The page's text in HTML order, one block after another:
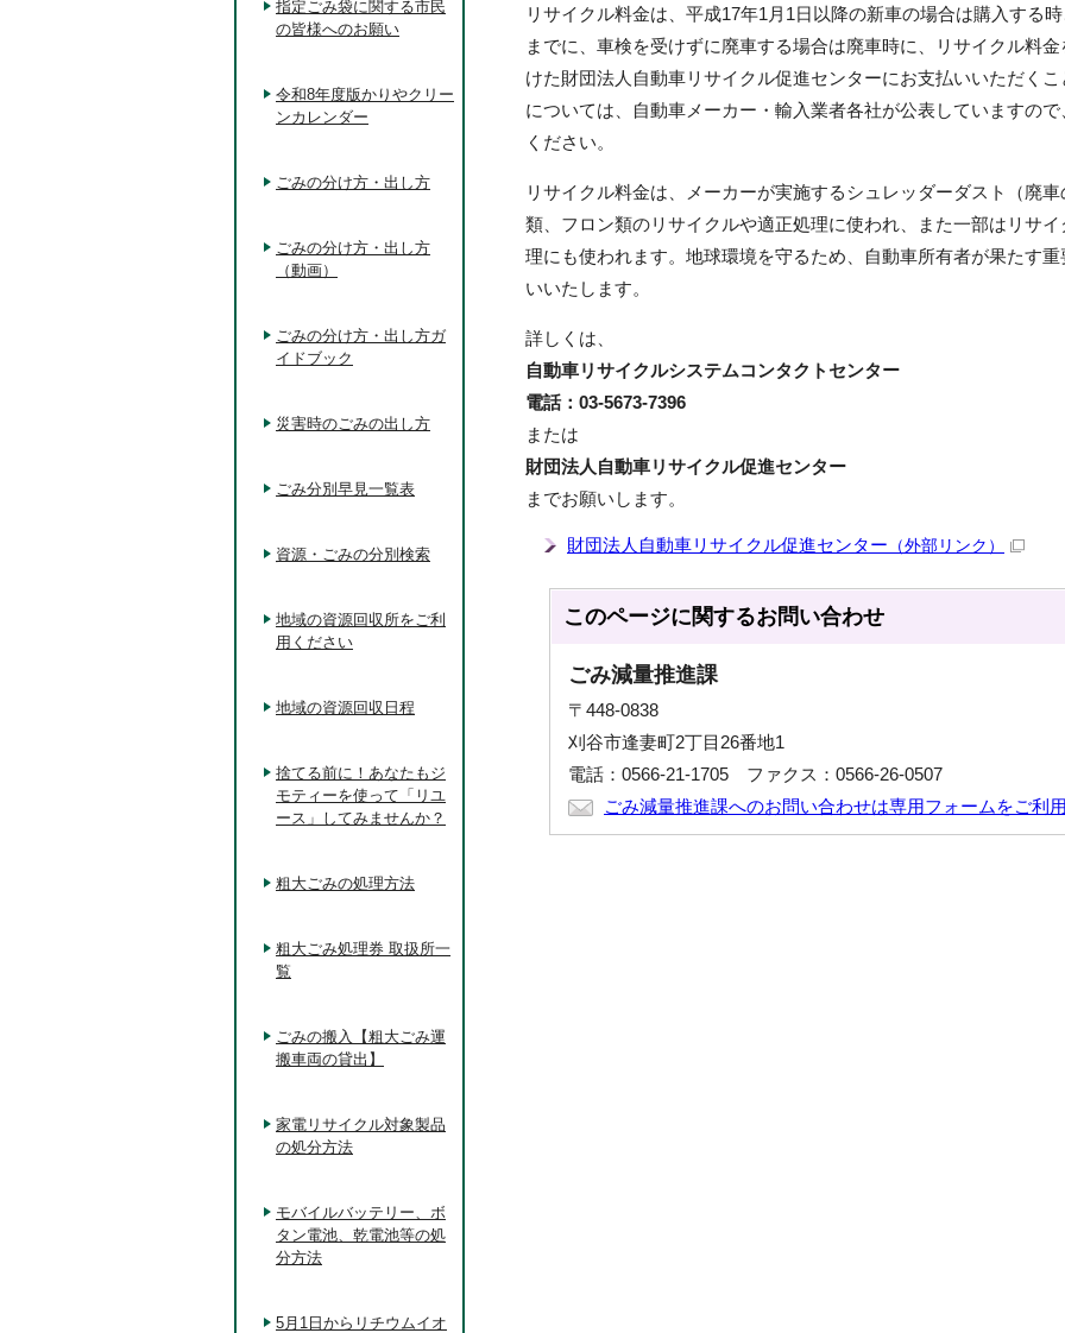
リサイクル料金は、平成17年1月1日以降の新車の場合は購入する
までに、車検を受けずに廃車する場合は廃車時に、リサイクル料
けた財団法人自動車リサイクル促進センターにお支払いいただく
については、自動車メーカー・輸入業者各社が公表していますの
ください。
リサイクル料金は、メーカーが実施するシュレッダーダスト（廃
類、フロン類のリサイクルや適正処理に使われ、また一部はリサ
理にも使われます。地球環境を守るため、自動車所有者が果たす
いいたします。
詳しくは、
自動車リサイクルシステムコンタクトセンター
電話：03-5673-7396
または
財団法人自動車リサイクル促進センター
までお願いします。
財団法人自動車リサイクル促進センター （外部リンク）
このページに関するお問い合わせ
ごみ減量推進課
〒448-0838
刈谷市逢妻町2丁目26番地1
電話：0566-21-1705 ファクス：0566-26-0507
ごみ減量推進課へのお問い合わせは専用フォームをご利用
指定ごみ袋に関する市民
の皆様へのお願い
令和8年度版かりやクリー
ンカレンダー
ごみの分け方・出し方
ごみの分け方・出し方
（動画）
ごみの分け方・出し方ガ
イドブック
災害時のごみの出し方
ごみ分別早見一覧表
資源・ごみの分別検索
地域の資源回収所をご利
用ください
地域の資源回収日程
捨てる前に！あなたもジ
モティーを使って「リユ
ース」してみませんか？
粗大ごみの処理方法
粗大ごみ処理券 取扱所一
覧
ごみの搬入【粗大ごみ運
搬車両の貸出】
家電リサイクル対象製品
の処分方法
モバイルバッテリー、ボ
タン電池、乾電池等の処
分方法
5月1日からリチウムイオ